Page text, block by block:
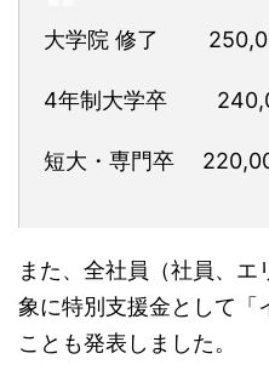
大学院 修了
4年制大学卒
短大・専門卒
また、全社員（社員、
象に特別支援金として「
ことも発表しました。